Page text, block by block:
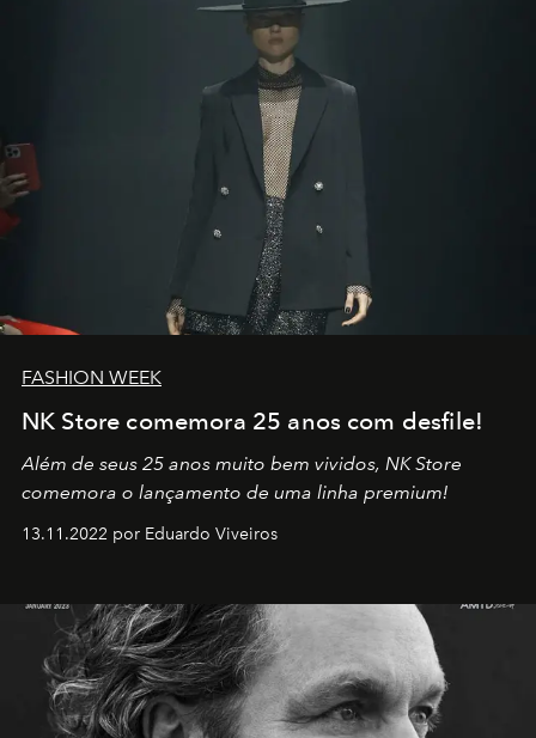
FASHION WEEK
NK Store comemora 25 anos com desfile!
Além de seus 25 anos muito bem vividos, NK Store
comemora o lançamento de uma linha premium!
13.11.2022 por Eduardo Viveiros